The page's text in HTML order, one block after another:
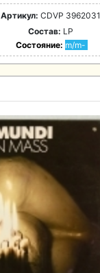
Артикул: CDVP 3962031
Состав: LP
Состояние: m/m-